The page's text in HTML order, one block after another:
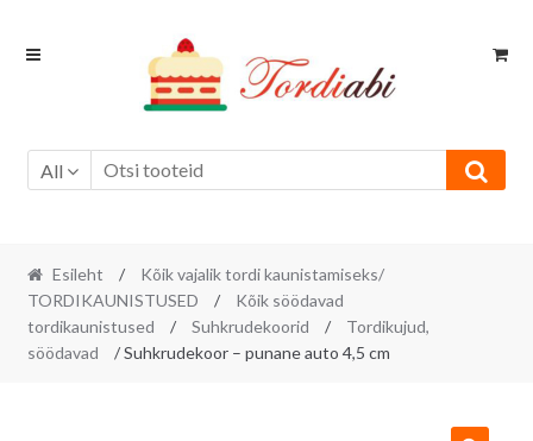
Skip
Skip
All
Esileht /
Kõik vajalik tordi kaunistamiseks/
TORDIKAUNISTUSED
/
Kõik söödavad
tordikaunistused
/ Suhkrudekoorid /
Tordikujud,
söödavad
/ Suhkrudekoor – punane auto 4,5 cm